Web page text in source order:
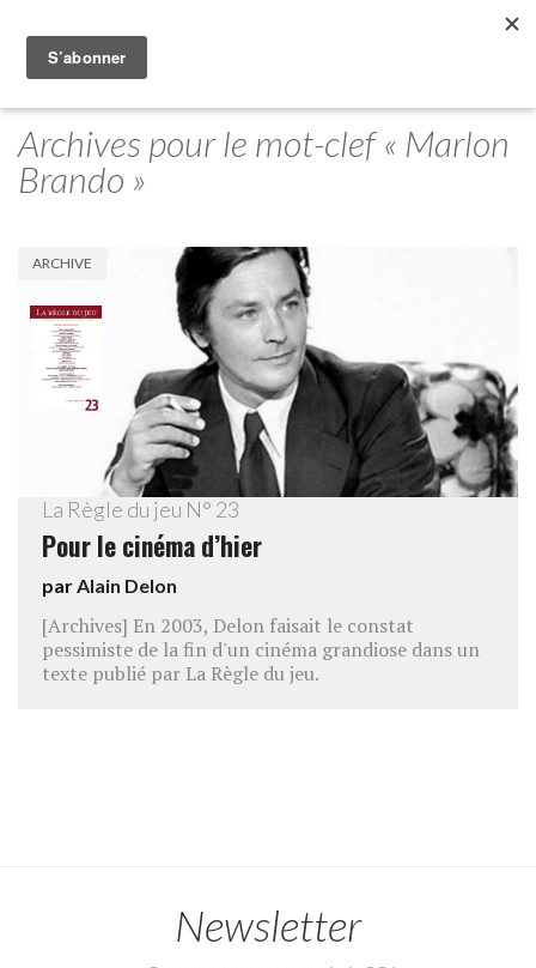
Archives pour le mot-clef « Marlon
Brando »
ARCHIVE
La Règle du jeu N° 23
Pour le cinéma d’hier
parAlain Delon
[Archives] En 2003, Delon faisait le constat
pessimiste de la fin d'un cinéma grandiose dans un
texte publié par La Règle du jeu.
Newsletter